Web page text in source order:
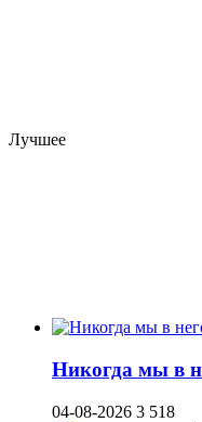
Лучшее
Никогда мы в
04-08-2026 3 518